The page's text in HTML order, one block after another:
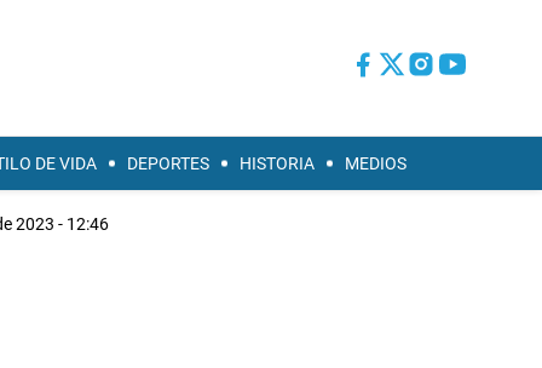
DE VIDA DEPORTES HISTORIA MEDIOS
2023 - 12:46